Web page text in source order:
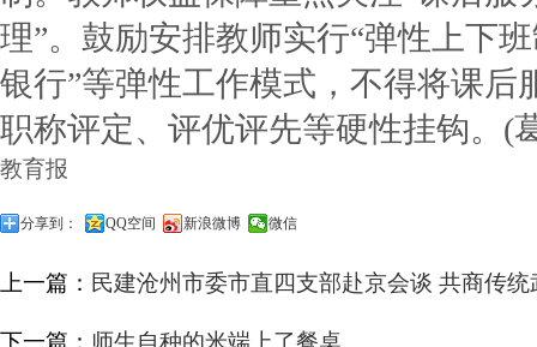
理”。鼓励安排教师实行“弹性上下
银行”等弹性工作模式，不得将课后
职称评定、评优评先等硬性挂钩。(
教育报
分享到： QQ空间 新浪微博 微信
上一篇： 民建沧州市委市直四支部赴京会谈 共商传
下一篇： 师生自种的米端上了餐桌